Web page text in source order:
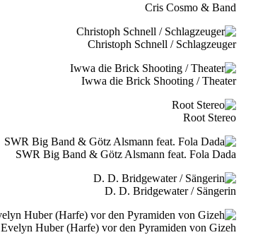
Cris Cosmo & Band
Christoph Schnell / Schlagzeuger
Iwwa die Brick Shooting / Theater
Root Stereo
SWR Big Band & Götz Alsmann feat. Fola Dada
D. D. Bridgewater / Sängerin
Evelyn Huber (Harfe) vor den Pyramiden von Gizeh